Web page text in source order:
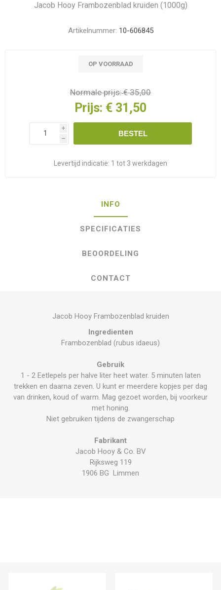
Jacob Hooy Frambozenblad kruiden (1000g)
Artikelnummer: 10-606845
OP VOORRAAD
Normale prijs:€ 35,00
Prijs: € 31,50
i
h
BESTEL
Levertijd indicatie: 1 tot 3 werkdagen
INFO
SPECIFICATIES
BEOORDELING
CONTACT
Jacob Hooy Frambozenblad kruiden
Ingredienten
Frambozenblad (rubus idaeus)
Gebruik
1 - 2 Eetlepels per halve liter heet water. 5 minuten laten
trekken en daarna zeven. U kunt er meerdere kopjes per dag
van drinken, koud of warm. Mag gezoet worden, bij voorkeur
met honing.
Niet gebruiken tijdens de zwangerschap
Fabrikant
Jacob Hooy & Co. BV
Rijksweg 119
1906 BG Limmen